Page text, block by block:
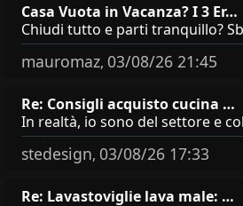
Casa Vuota in Vacanza? I 3 Er…
mauromaz, 03/08/26 21:45
Re: Consigli acquisto cucina …
stedesign, 03/08/26 17:33
Re: Lavastoviglie lava male: …